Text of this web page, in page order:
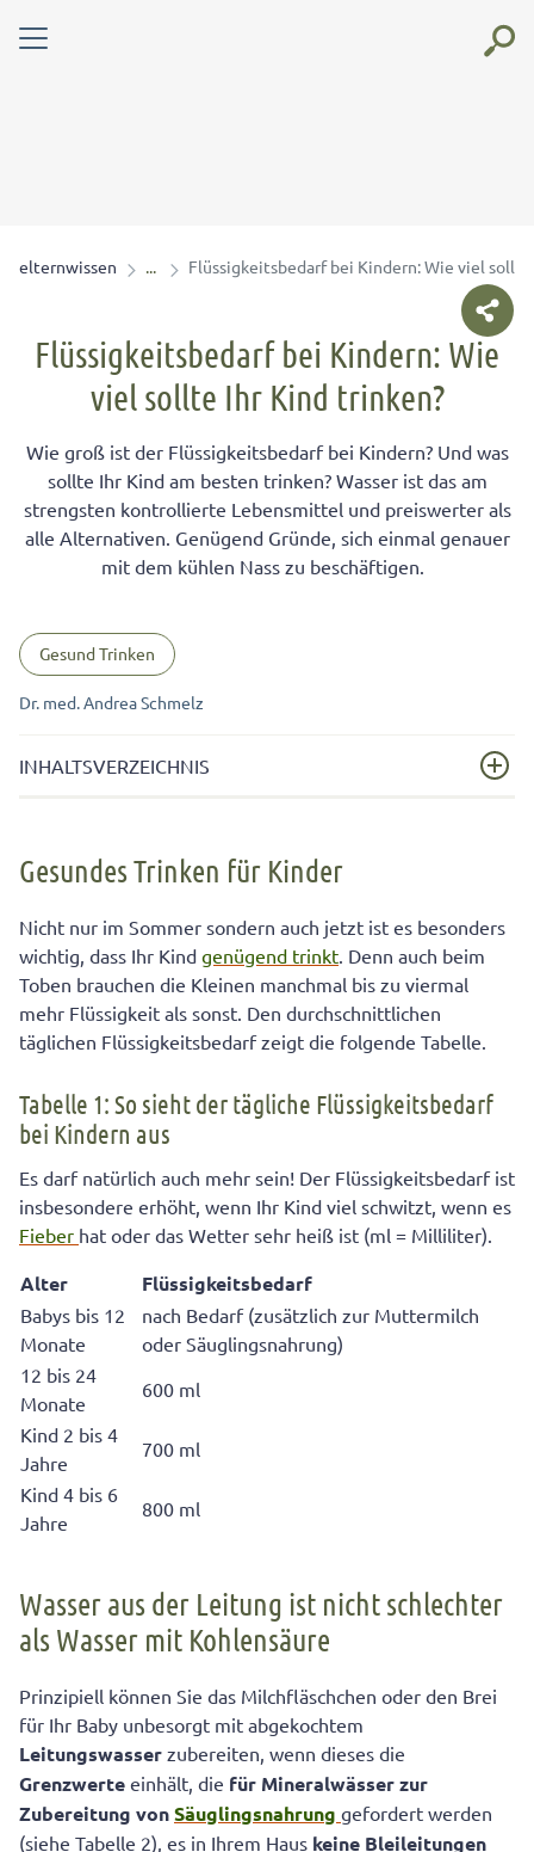
elternwissen Flüssigkeitsbedarf bei Kindern: Wie viel
Flüssigkeitsbedarf bei Kindern: Wie
viel sollte Ihr Kind trinken?
Wie groß ist der Flüssigkeitsbedarf bei Kindern? Und was
sollte Ihr Kind am besten trinken? Wasser ist das am
strengsten kontrollierte Lebensmittel und preiswerter als
alle Alternativen. Genügend Gründe, sich einmal genauer
mit dem kühlen Nass zu beschäftigen.
Gesund Trinken
Dr. med. Andrea Schmelz
INHALTSVERZEICHNIS
Wasser aus der Leitung ist nicht schlechter als Wasser
So bekommt Ihr Kind hygienisch einwandfreies Wasser
zu trinken
Gesundes Trinken für Kinder
Nicht nur im Sommer sondern auch jetzt ist es besonders
wichtig, dass Ihr Kind genügend trinkt. Denn auch beim
Toben brauchen die Kleinen manchmal bis zu viermal
mehr Flüssigkeit als sonst. Den durchschnittlichen
täglichen Flüssigkeitsbedarf zeigt die folgende Tabelle.
Tabelle 1: So sieht der tägliche Flüssigkeitsbedarf
bei Kindern aus
Es darf natürlich auch mehr sein! Der Flüssigkeitsbedarf ist
insbesondere erhöht, wenn Ihr Kind viel schwitzt, wenn es
Fieber hat oder das Wetter sehr heiß ist (ml = Milliliter).
Alter Flüssigkeitsbedarf
Babys bis 12
Monate
nach Bedarf (zusätzlich zur Muttermilch
oder Säuglingsnahrung)
12 bis 24
Monate
600 ml
Kind 2 bis 4
Jahre
700 ml
Kind 4 bis 6
Jahre
800 ml
Wasser aus der Leitung ist nicht schlechter
als Wasser mit Kohlensäure
Prinzipiell können Sie das Milchfläschchen oder den Brei
für Ihr Baby unbesorgt mit abgekochtem
Leitungswasser zubereiten, wenn dieses die
Grenzwerte einhält, die für Mineralwässer zur
Zubereitung vonSäuglingsnahrung gefordert werden
(siehe Tabelle 2), es in Ihrem Haus keine Bleileitungen